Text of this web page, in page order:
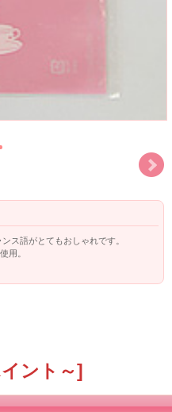
ス語がとてもおしゃれです。
用。
ント～]